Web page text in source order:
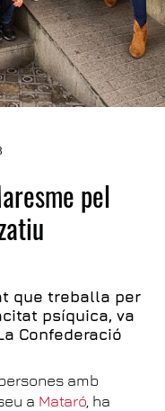
pel
que treballa per
psíquica, va
Confederació
amb
a Mataró, ha